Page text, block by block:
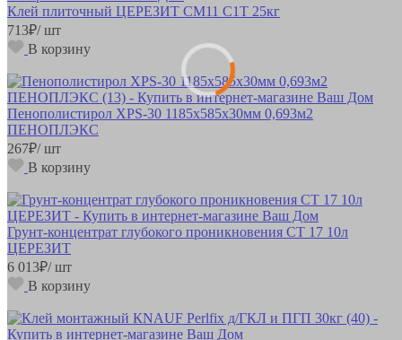
Клей плиточный ЦЕРЕЗИТ СМ11 С1Т 25кг
713₽/ шт
В корзину
Пенополистирол XPS-30 1185х585х30мм 0,693м2
ПЕНОПЛЭКС
267₽/ шт
В корзину
Грунт-концентрат глубокого проникновения CT 17 10л
ЦЕРЕЗИТ
6 013₽/ шт
В корзину